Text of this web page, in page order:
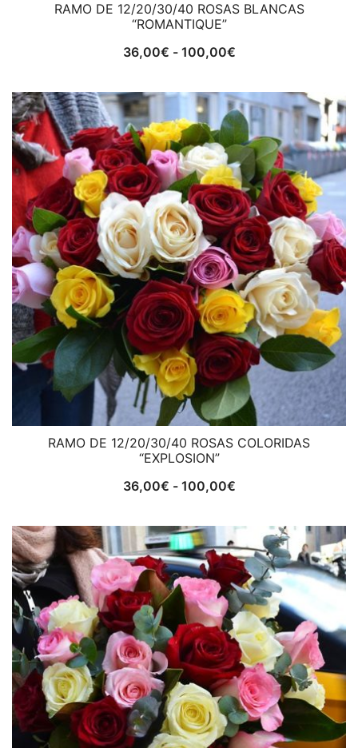
RAMO DE 12/20/30/40 ROSAS BLANCAS
“ROMANTIQUE”
36,00€ - 100,00€Rango
precios:
desde
36,00€
hasta
100,00€
RAMO DE 12/20/30/40 ROSAS COLORIDAS
“EXPLOSION”
36,00€ - 100,00€Rango
precios:
desde
36,00€
hasta
100,00€